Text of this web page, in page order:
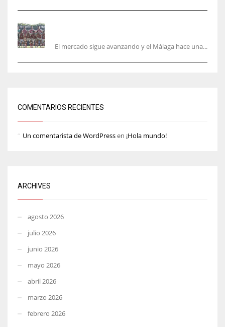
El mercado sigue avanzando y el Málaga hace una...
COMENTARIOS RECIENTES
Un comentarista de WordPressen ¡Hola mundo!
ARCHIVES
agosto 2026
julio 2026
junio 2026
mayo 2026
abril 2026
marzo 2026
febrero 2026